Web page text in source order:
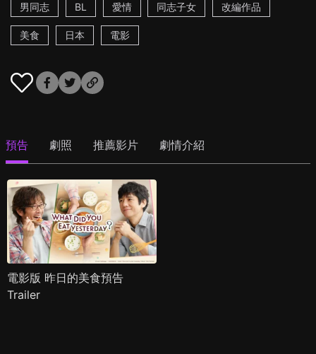
男同志
BL 愛情 同志子女 改編作品
美食 日本 電影
預告 劇照 推薦影片 劇情介紹
電影版 昨日的美食預告
Trailer